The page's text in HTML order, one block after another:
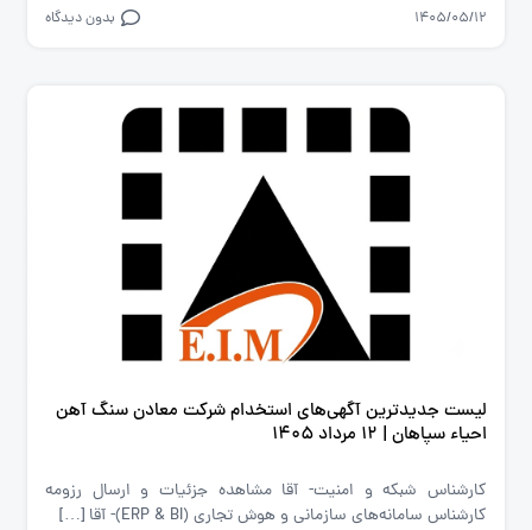
1405/05/12
بدون دیدگاه
لیست جدیدترین آگهی‌های استخدام شرکت معادن سنگ آهن
احیاء سپاهان | ۱۲ مرداد ۱۴۰۵
کارشناس شبکه و امنیت- آقا مشاهده جزئیات و ارسال رزومه
کارشناس سامانه‌های سازمانی و هوش تجاری (ERP & BI)- آقا […]